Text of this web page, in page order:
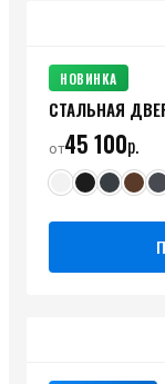
НОВИНКА
СТАЛЬНАЯ
от45 100р.